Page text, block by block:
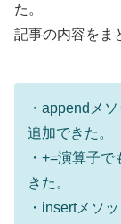
た。
記事の内容をま
・appendメ
追加できた。
・+=演算子
きた。
・insertメソ